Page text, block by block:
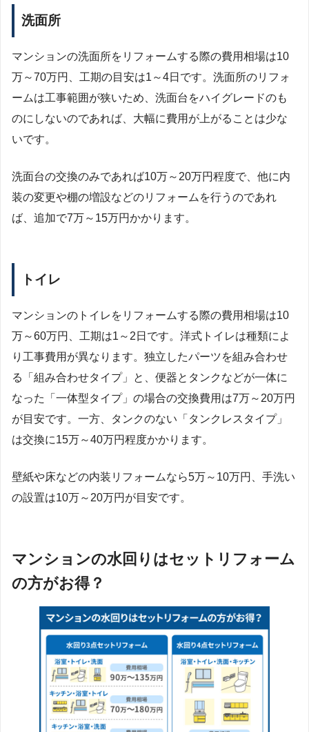
洗面所
マンションの洗面所をリフォームする際の費用相場は10
万～70万円、工期の目安は1～4日です。洗面所のリフォ
ームは工事範囲が狭いため、洗面台をハイグレードのも
のにしないのであれば、大幅に費用が上がることは少な
いです。
洗面台の交換のみであれば10万～20万円程度で、他に内
装の変更や棚の増設などのリフォームを行うのであれ
ば、追加で7万～15万円かかります。
トイレ
マンションのトイレをリフォームする際の費用相場は10
万～60万円、工期は1～2日です。洋式トイレは種類によ
り工事費用が異なります。独立したパーツを組み合わせ
る「組み合わせタイプ」と、便器とタンクなどが一体に
なった「一体型タイプ」の場合の交換費用は7万～20万円
が目安です。一方、タンクのない「タンクレスタイプ」
は交換に15万～40万円程度かかります。
壁紙や床などの内装リフォームなら5万～10万円、手洗い
の設置は10万～20万円が目安です。
マンションの水回りはセットリフォーム
の方がお得？